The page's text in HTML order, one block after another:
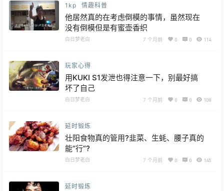
1kp 情趣科普
他居然真的在考虑倒模的事情，虽然现在
没有倒模但是有蜜壶香织
白日梦老白 7 个月前 0 0 114
玩家心得
用KUKI S1发泄也得注意一下，别最好搞
坏了自己
白日梦老白 7 个月前 0 0 108
延时锻炼
壮阳食物真的管用?韭菜、生蚝、腰子真的
能“行”?
白日梦老白 7 个月前 0 0 145
延时锻炼